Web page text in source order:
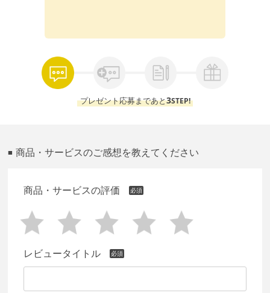
プレゼント応募まであと3STEP!
■ 商品・サービスのご感想を教えてください
商品・サービスの評価
レビュータイトル